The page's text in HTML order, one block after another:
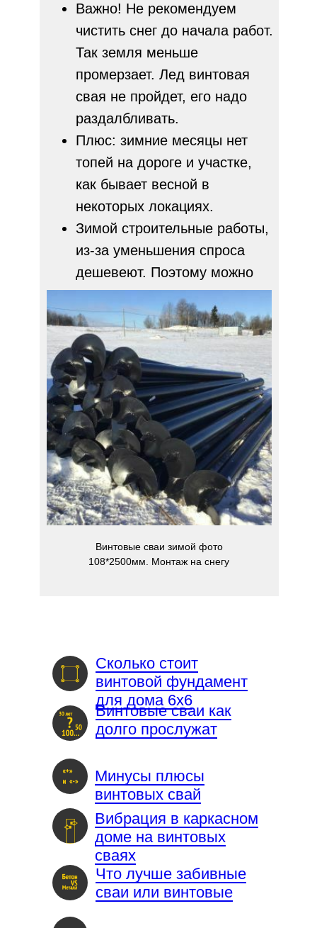
Важно! Не рекомендуем
чистить снег до начала работ.
Так земля меньше
промерзает. Лед винтовая
свая не пройдет, его надо
раздалбливать.
Плюс: зимние месяцы нет
топей на дороге и участке,
как бывает весной в
некоторых локациях.
Зимой строительные работы,
из-за уменьшения спроса
дешевеют. Поэтому можно
немного, выиграть в цене
свайно-винтового
фундамента.
Раньше делали раствор ЦПС
и приходилось добавлять
присадку, да вообще зимой с
водой не удобно. Сейчас
доказано, что засыпка сухого
ЦПС в винтовую сваю лучше,
поэтому этой проблемы нет.
Винтовые сваи зимой фото
108*2500мм. Монтаж на снегу
Вибрация в каркасном
доме на винтовых
сваях
Винтовые сваи как
долго прослужат
Сколько стоит
винтовой фундамент
для дома 6х6
Минусы плюсы
винтовых свай
Что лучше забивные
сваи или винтовые